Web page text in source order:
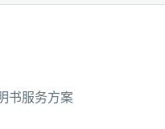
书服务方案